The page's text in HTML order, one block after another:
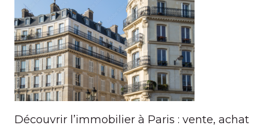
Découvrir l’immobilier à Paris : vente, achat